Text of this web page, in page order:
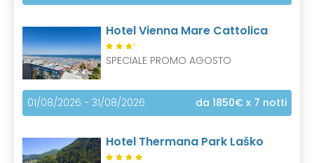
Hotel Vienna Mare Cattolica
S
SPECIALE PROMO AGOSTO
01/08/2026 - 31/08/2026 da 1850€ x 7 notti
Hotel Thermana Park Laško